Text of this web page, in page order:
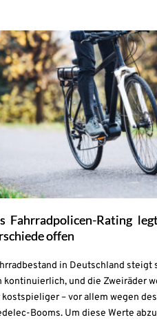
Fahrradpolicen-Rating
offen
in Deutschland steigt
kontinuierlich, und die Zweiräder
– vor allem wegen
Booms. Um diese Werte